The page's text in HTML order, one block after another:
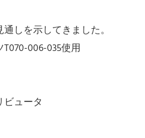
しを示してきました。
006-035使用
ュータ